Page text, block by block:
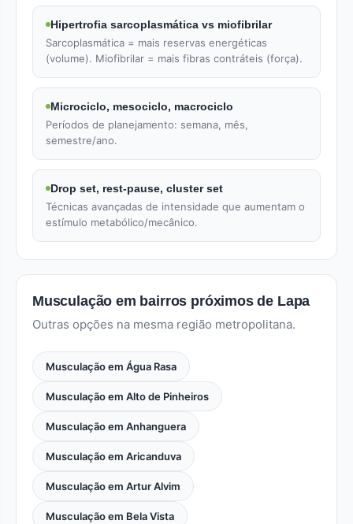
Hipertrofia sarcoplasmática vs miofibrilar
Sarcoplasmática = mais reservas energéticas
(volume). Miofibrilar = mais fibras contráteis (força).
Microciclo, mesociclo, macrociclo
Períodos de planejamento: semana, mês,
semestre/ano.
Drop set, rest-pause, cluster set
Técnicas avançadas de intensidade que aumentam o
estímulo metabólico/mecânico.
Musculação em bairros próximos de Lapa
Outras opções na mesma região metropolitana.
Musculação em Água Rasa
Musculação em Alto de Pinheiros
Musculação em Anhanguera
Musculação em Aricanduva
Musculação em Artur Alvim
Musculação em Bela Vista